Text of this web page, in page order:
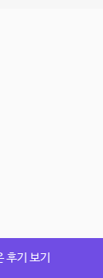
후기 보기